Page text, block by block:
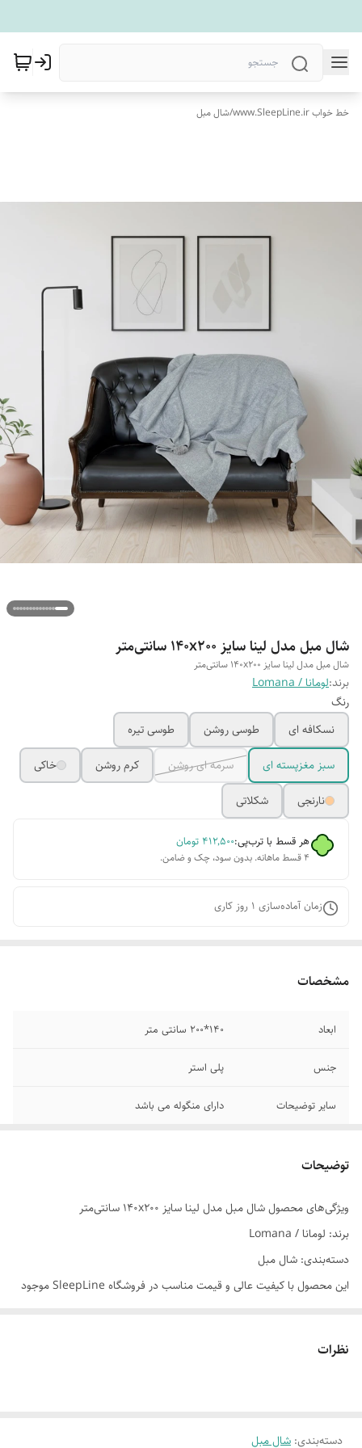
خط خواب www.SleepLine.ir /شال مبل
شال مبل مدل لینا سایز 140x200 سانتی‌متر
شال مبل مدل لینا سایز 140x200 سانتی‌متر
برند:لومانا / Lomana
رنگ
نسکافه ای
طوسی روشن
طوسی تیره
سبز مغزپسته ای
سرمه ای روشن کرم روشن
خاکی
نارنجی
شکلاتی
هر قسط با ترب‌پی:۴۱۲٬۵۰۰ تومان
۴ قسط ماهانه. بدون سود، چک و ضامن.
زمان آماده‌سازی 1 روز کاری
مشخصات
ابعاد 140*200 سانتی متر
جنس پلی استر
سایر توضیحات دارای منگوله می باشد
توضیحات
ویژگی‌های محصول شال مبل مدل لینا سایز 140x200 سانتی‌متر
برند: لومانا / Lomana
دسته‌بندی: شال مبل
این محصول با کیفیت عالی و قیمت مناسب در فروشگاه SleepLine موجود
نظرات
دسته‌بندی: شال مبل